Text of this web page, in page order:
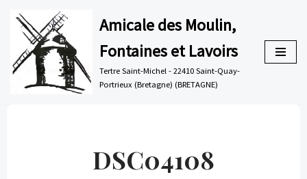
Aller
au
contenu
Amicale des Moulin,
Fontaines et Lavoirs
Tertre Saint-Michel - 22410 Saint-Quay-
Portrieux (Bretagne) (BRETAGNE)
DSC04108